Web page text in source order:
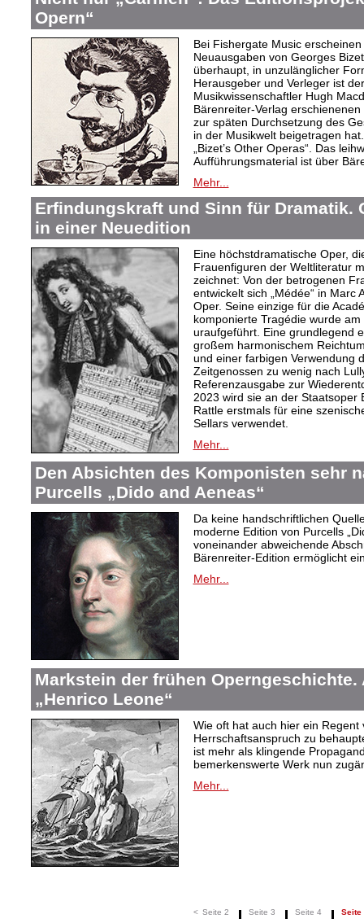
Opern“
Bei Fishergate Music
Neuausgaben von Georges
überhaupt, in unzulänglicher
Herausgeber und Verleger ist
Musikwissenschaftler Hugh
Bärenreiter-Verlag
zur späten Durchsetzung des
in der Musikwelt beigetragen
„Bizet’s Other Operas“. Das
Aufführungsmaterial ist über
Mehr...
Erfindungskraft und Sinn für Dramatik.
in einer Neuedition
Eine höchstdramatische Oper,
Frauenfiguren der Weltliteratur
zeichnet: Von der betrogenen
entwickelt sich „Médée“ in Marc
Oper. Seine einzige für die
komponierte Tragédie wurde
uraufgeführt. Eine grundlegend
großem harmonischem
und einer farbigen Verwendung
Zeitgenossen zu wenig nach
Referenzausgabe zur
2023 wird sie an der Staatsoper
Rattle erstmals für eine
Sellars verwendet.
Mehr...
Den Absichten des Komponisten sehr
Purcells „Dido and Aeneas“
Da keine handschriftlichen
moderne Edition von Purcells
voneinander abweichende
Bärenreiter-Edition ermöglicht
Mehr...
Markstein der frühen
„Henrico Leone“
Wie oft hat auch hier ein
Herrschaftsanspruch zu
ist mehr als klingende
bemerkenswerte Werk nun
Mehr...
< Seite 2 Seite 3 Seite 4 Seite